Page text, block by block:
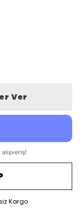
Ver
Kargo